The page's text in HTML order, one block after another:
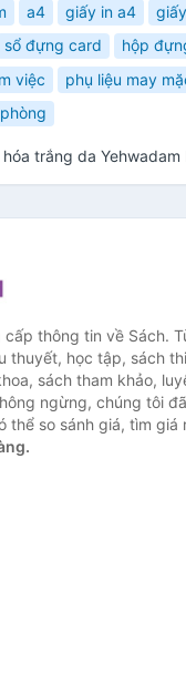
a4 giấy in a4 giấy
sổ đựng card hộp
việc
phụ liệu may
trắng da
thông tin về Sách.
thuyết, học tập, sách
sách tham khảo,
ngừng, chúng tôi
thể so sánh giá, tìm giá